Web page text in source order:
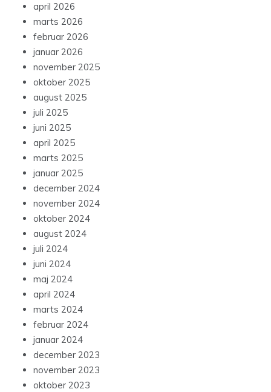
april 2026
marts 2026
februar 2026
januar 2026
november 2025
oktober 2025
august 2025
juli 2025
juni 2025
april 2025
marts 2025
januar 2025
december 2024
november 2024
oktober 2024
august 2024
juli 2024
juni 2024
maj 2024
april 2024
marts 2024
februar 2024
januar 2024
december 2023
november 2023
oktober 2023